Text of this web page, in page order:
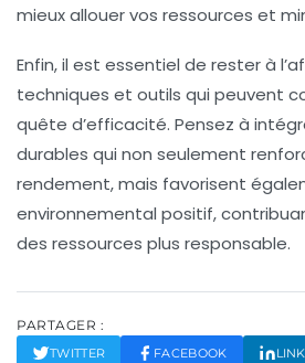
mieux allouer vos ressources et
Enfin, il est essentiel de rester à
techniques et outils qui peuvent
quête d’efficacité. Pensez à
durables qui non seulement
rendement, mais favorisent
environnemental positif,
des ressources plus responsable.
PARTAGER :
TWITTER FACEBOOK